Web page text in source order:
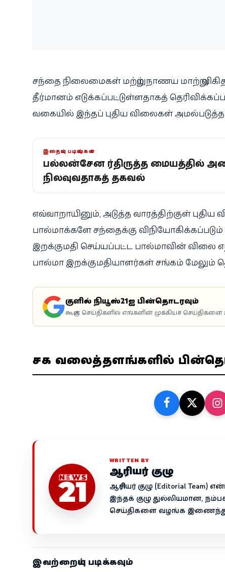
சந்தை நிலைமைகள் மற்றும் நாணய மாற்று
தீர்மானம் எடுக்கப்பட்டுள்ளதாகத்
வகையில் இந்தப் புதிய விலைகள்
இதையும் படியுங்கள்
பல்லன்சேன சீர்திருத்த மையத்தில்
நிலவுவதாகத் தகவல்
எவ்வாறாயினும், அடுத்த வாரத்திற்குள்
பால்மாக்களே சந்தைக்கு
இறக்குமதி செய்யப்பட்ட பால்மாவின் விலை
பால்மா இறக்குமதியாளர்கள் சங்கம் மேலும்
கூகுளில் நியூஸ்21ஐ பின்தொடரவும்
கூகுள் செய்திகளில் எங்களின் முக்கியச் செய்திகளை
சமூக வலைத்தளங்களில்
WRITTEN BY
ஆசிரியர் குழு
ஆசிரியர் குழு (Editorial
இந்தக் குழு துல்லியமான,
செய்திகளை வழங்க இணைந்து
இவற்றையும் படிக்கவும்